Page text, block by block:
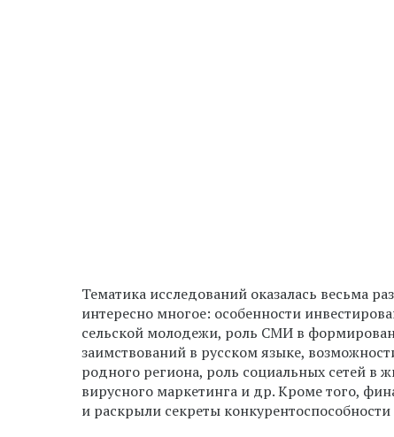
Тематика исследований оказалась весьма
интересно многое: особенности
сельской молодежи, роль СМИ в
заимствований в русском языке,
родного региона, роль социальных сетей в
вирусного маркетинга и др. Кроме того,
и раскрыли секреты